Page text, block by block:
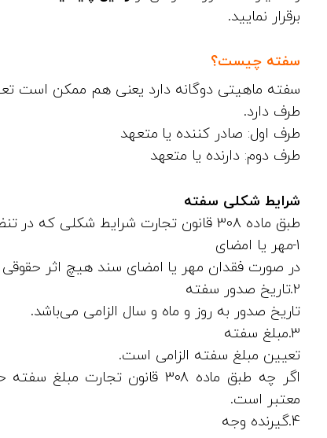
برقرار نمایید.
سفته چیست؟
سفته ماهیتی دوگانه دارد یعنی هم ممکن است
طرف دارد.
طرف اول: صادر کننده یا متعهد
طرف دوم: دارنده یا متعهد
شرایط شکلی سفته
طبق ماده 308 قانون تجارت شرایط شکلی که در تنظیم سفته باید رعایت گردند؛ عبارتند از:
1-مهر یا امضای
در صورت فقدان مهر یا امضای سند هیچ اثر حقوقی
2.تاریخ صدور سفته
تاریخ صدور به روز و ماه و سال الزامی می‌باشد.
3.مبلغ سفته
تعیین مبلغ سفته الزامی است.
اگر چه طبق ماده 308 قانون
معتبر است.
4.گیرنده وجه